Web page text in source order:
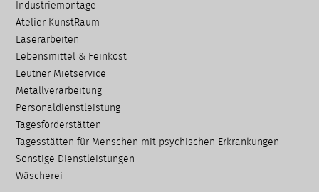
Industriemontage
Atelier KunstRaum
Laserarbeiten
Lebensmittel & Feinkost
Leutner Mietservice
Metallverarbeitung
Personaldienstleistung
Tagesförderstätten
Tagesstätten für Menschen mit psychischen Erkrankungen
Sonstige Dienstleistungen
Wäscherei